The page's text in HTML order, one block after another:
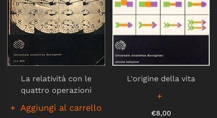
La relatività con le
quattro operazioni
Aggiungi al carrello
L'origine della vita
€8,00